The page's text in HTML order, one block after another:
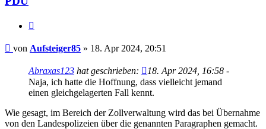
Beitrag
von Aufsteiger85 » 18. Apr 2024, 20:51
Abraxas123 hat geschrieben: 18. Apr 2024, 16:58 -
Naja, ich hatte die Hoffnung, dass vielleicht jemand
einen gleichgelagerten Fall kennt.
Wie gesagt, im Bereich der Zollverwaltung wird das bei Übernahme
von den Landespolizeien über die genannten Paragraphen gemacht.